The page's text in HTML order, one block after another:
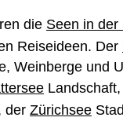
die Seen in der
Reiseideen. Der
Weinberge und
der Zürichsee